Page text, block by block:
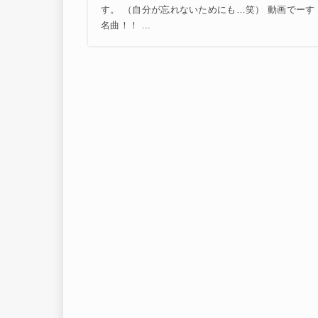
す。 （自分が忘れないためにも…笑） 動画でー
名曲！！ ...